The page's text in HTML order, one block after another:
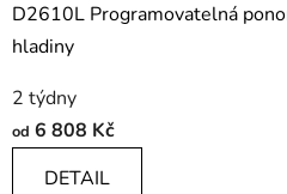
D2610L Programovatelná
hladiny
2 týdny
od 6 808 Kč
DETAIL